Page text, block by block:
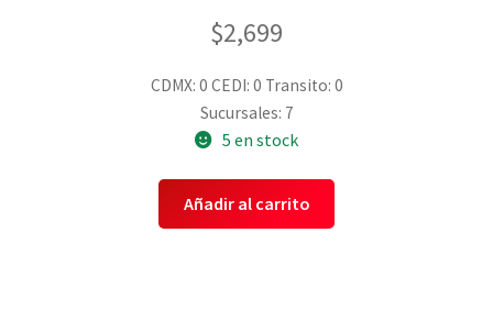
$2,699
CDMX: 0 CEDI: 0 Transito: 0
Sucursales: 7
5 en stock
Añadir al carrito